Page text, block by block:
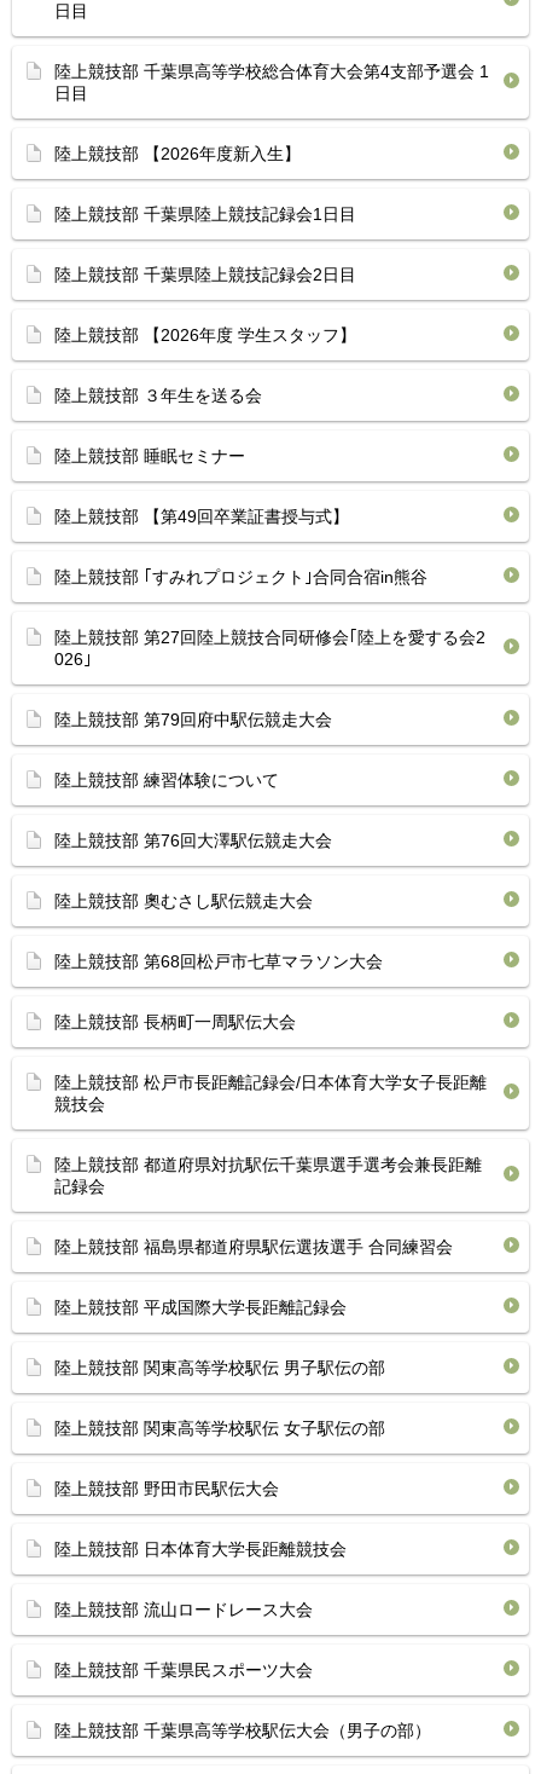
日目
陸上競技部 千葉県高等学校総合体育⁡大会第4支部予選会 1
日目
陸上競技部 【2026年度新入生】
陸上競技部 千葉県陸上競技記録会1日目 ⁡
陸上競技部 ⁡千葉県陸上競技記録会2日目 ⁡
陸上競技部 【2026年度 学生スタッフ】
陸上競技部 ３年生を送る会
陸上競技部 睡眠セミナー
陸上競技部 【第49回卒業証書授与式】
陸上競技部 ｢すみれプロジェクト｣合同合宿in熊谷
陸上競技部 第27回陸上競技合同研修会｢陸上を愛する会2
026｣
陸上競技部 第79回府中駅伝競走大会
陸上競技部 練習体験について
陸上競技部 第76回大澤駅伝競走大会
陸上競技部 奧むさし駅伝競走大会
陸上競技部 第68回松戸市七草マラソン大会
陸上競技部 長柄町一周駅伝大会
陸上競技部 松戸市長距離記録会/日本体育大学女子長距離
競技会
陸上競技部 都道府県対抗駅伝千葉県選手選考会兼長距離
記録会
陸上競技部 福島県都道府県駅伝選抜選手 合同練習会
陸上競技部 平成国際大学長距離記録会
陸上競技部 関東高等学校駅伝 男子駅伝の部
陸上競技部 関東高等学校駅伝 女子駅伝の部
陸上競技部 野田市民駅伝大会
陸上競技部 日本体育大学長距離競技会
陸上競技部 流山ロードレース大会
陸上競技部 千葉県民スポーツ大会
陸上競技部 千葉県高等学校駅伝大会（男子の部）